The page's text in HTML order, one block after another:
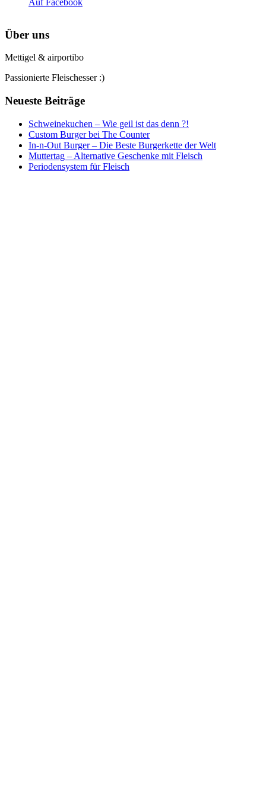
Auf Facebook
Über uns
Mettigel & airportibo
Passionierte Fleischesser :)
Neueste Beiträge
Schweinekuchen – Wie geil ist das denn ?!
Custom Burger bei The Counter
In-n-Out Burger – Die Beste Burgerkette der Welt
Muttertag – Alternative Geschenke mit Fleisch
Periodensystem für Fleisch